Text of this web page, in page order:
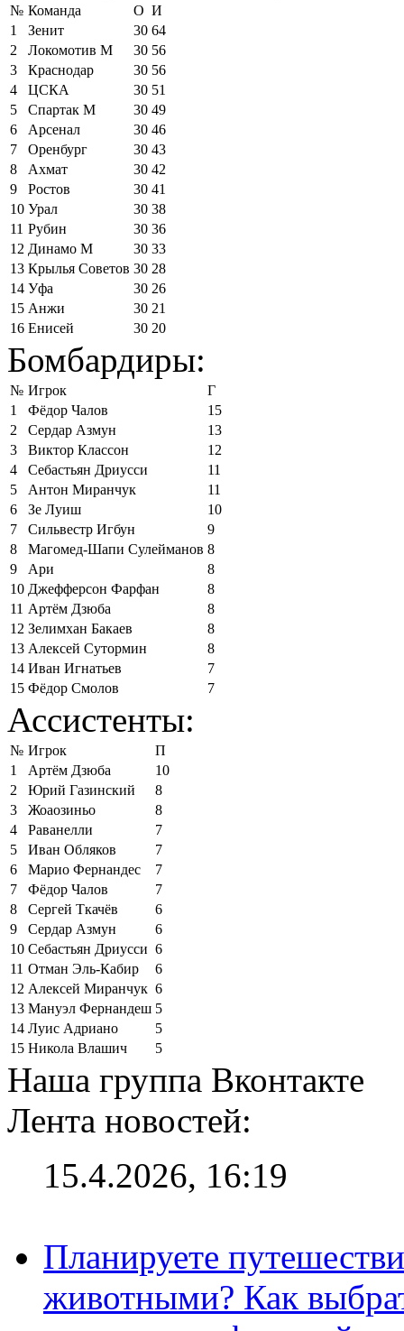
№ Команда О И
1
Зенит 30 64
2
Локомотив М 30 56
3
Краснодар 30 56
4
ЦСКА 30 51
5
Спартак М 30 49
6
Арсенал 30 46
7
Оренбург 30 43
8
Ахмат 30 42
9
Ростов 30 41
10 Урал 30 38
11 Рубин 30 36
12 Динамо М 30 33
13 Крылья Советов 30 28
14 Уфа 30 26
15 Анжи 30 21
16 Енисей 30 20
Бомбардиры:
№ Игрок
Г
1
Фёдор Чалов
15
2
Сердар Азмун
13
3
Виктор Классон
12
4
Себастьян Дриусси
11
5
Антон Миранчук
11
6
Зе Луиш
10
7
Сильвестр Игбун
9
8
Магомед-Шапи Сулейманов 8
9
Ари
8
10 Джефферсон Фарфан
8
11 Артём Дзюба
8
12 Зелимхан Бакаев
8
13 Алексей Сутормин
8
14 Иван Игнатьев
7
15 Фёдор Смолов 7
Ассистенты:
№ Игрок
П
1
Артём Дзюба
10
2
Юрий Газинский
8
3
Жоаозиньо
8
4
Раванелли
7
5
Иван Обляков
7
6
Марио Фернандес
7
7
Фёдор Чалов
7
8
Сергей Ткачёв
6
9
Сердар Азмун
6
10 Себастьян Дриусси 6
11 Отман Эль-Кабир
6
12 Алексей Миранчук 6
13 Мануэл Фернандеш 5
14 Луис Адриано
5
15 Никола Влашич 5
Наша группа Вконтакте
Лента новостей:
15.4.2026, 16:19
Планируете
животными? Как